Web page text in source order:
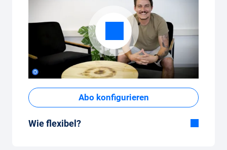
Abo konfigurieren
Wie flexibel?